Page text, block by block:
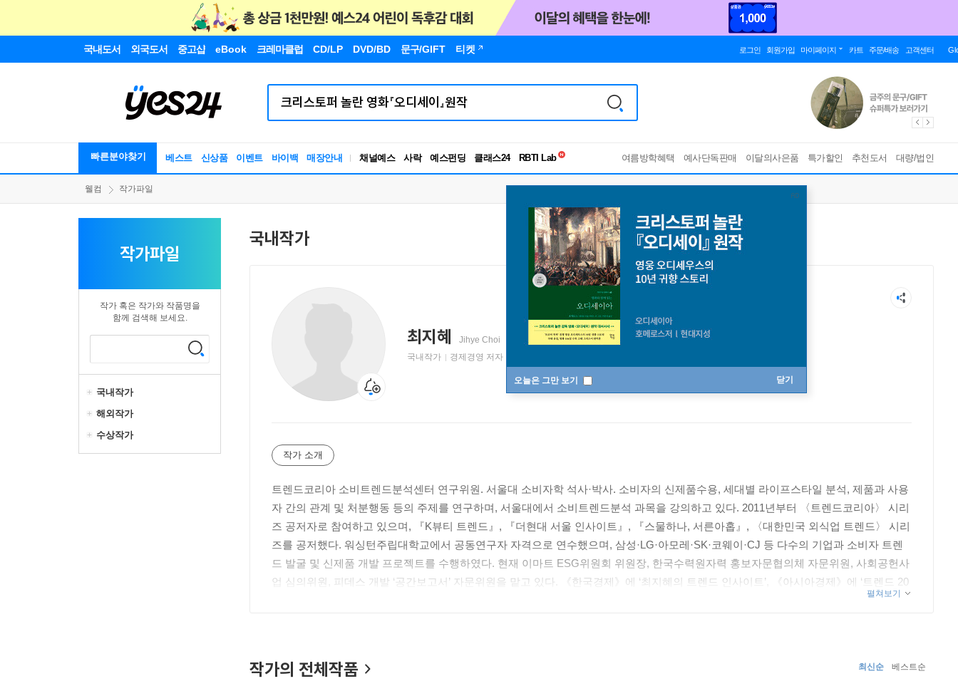
국내도서 외국도서 중고샵 eBook 크레마클럽 CD/LP DVD/BD 문구/GIFT 티켓 로그인 회원가입 마이페이지 카트 주문/배송 고객센터
빠른분야찾기 베스트 신상품 이벤트 바이백 매장안내 채널예스 사락 예스펀딩 클래스24
RBTI Lab
독서유형검사
여름방학혜택 예사단독판매 이달의사은품 특가할인 추천도서 대량/법인
오늘은 그만 보기 닫기
웰컴 작가파일
작가파일
작가 혹은 작가와 작품명을
함께 검색해 보세요.
국내작가
해외작가
수상작가
국내작가
최지혜
Jihye Choi
국내작가
경제경영 저자
작가 소개
트렌드코리아 소비트렌드분석센터 연구위원. 서울대 소비자학 석사·박사. 소비자의 신제품수용, 세대별 라이프스타일 분석, 제품과 사용
자 간의 관계 및 처분행동 등의 주제를 연구하며, 서울대에서 소비트렌드분석 과목을 강의하고 있다. 2011년부터 〈트렌드코리아〉 시리
즈 공저자로 참여하고 있으며, 『K뷰티 트렌드』, 『더현대 서울 인사이트』, 『스물하나, 서른아홉』, 〈대한민국 외식업 트렌드〉 시리
즈를 공저했다. 워싱턴주립대학교에서 공동연구자 자격으로 연수했으며, 삼성·LG·아모레·SK·코웨이·CJ 등 다수의 기업과 소비자 트렌
드 발굴 및 신제품 개발 프로젝트를 수행하였다. 현재 이마트 ESG위원회 위원장, 한국수력원자력 홍보자문협의체 자문위원, 사회공헌사
업 심의위원, 피데스 개발 ‘공간보고서’ 자문위원을 맡고 있다. 《한국경제》에 ‘최지혜의 트렌드 인사이트’, 《아시아경제》에 ‘트렌드 20
umer behavior and qualitative research methodology at SNU. She contributes many articles and columns to major Korean newspapers an
펼쳐보기
작가의 전체작품 최신순 베스트순